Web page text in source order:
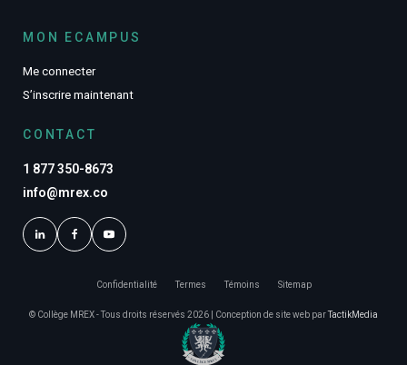
MON ECAMPUS
Me connecter
S’inscrire maintenant
CONTACT
1 877 350-8673
info@mrex.co
© Collège MREX - Tous droits réservés 2026 | Conception de site web parTactikMedia
Confidentialité Termes Témoins Sitemap